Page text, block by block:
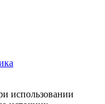
использовании